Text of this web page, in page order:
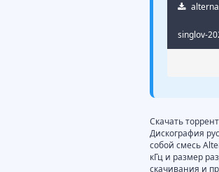
singlov-
Скачать
Дискография
собой смесь
кГц и размер
скачивания и